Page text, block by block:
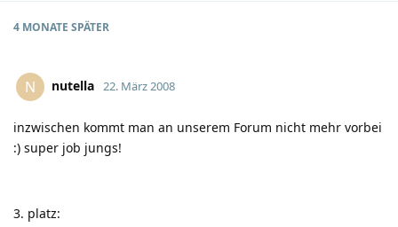
4 MONATE SPÄTER
N nutella 22. März 2008
inzwischen kommt man an unserem Forum nicht mehr vorbei
:) super job jungs!
3. platz: